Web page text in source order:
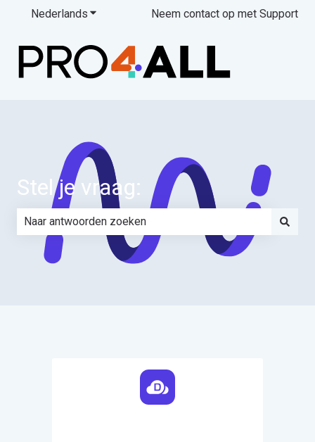
Nederlands Submenu tonen voor vertalingen
Neem contact op met Support
Stel je vraag:
Er zijn geen suggesties want het zoekveld is leeg.